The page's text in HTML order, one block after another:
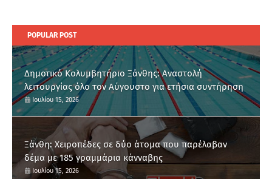
POPULAR POST
Δημοτικό Κολυμβητήριο Ξάνθης: Αναστολή
λειτουργίας όλο τον Αύγουστο για ετήσια συντήρηση
Ιουλίου 15, 2026
Ξάνθη: Χειροπέδες σε δύο άτομα που παρέλαβαν
δέμα με 185 γραμμάρια κάνναβης
Ιουλίου 15, 2026